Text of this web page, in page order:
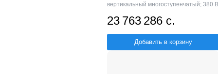
вертикальный многоступенчатый; 380 В
23 763 286 с.
Добавить в корзину